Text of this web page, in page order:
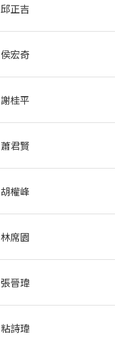
邱正吉
侯宏奇
謝桂平
蕭君賢
胡權峰
林席園
張晉瑋
粘詩瑋